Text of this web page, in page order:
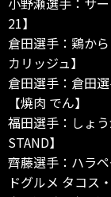
21】
倉田選手：鶏か
カリッジュ】
倉田選手：倉田
【焼肉 でん】
福田選手：しょ
STAND】
齊藤選手：ハラ
ドグルメ タコス